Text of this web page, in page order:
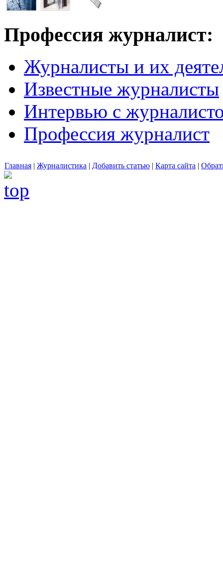
Профессия журналист:
Журналисты и их
Известные журналисты
Интервью с
Профессия журналист
Главная | Журналистика | Добавить статью | Карта сайта |